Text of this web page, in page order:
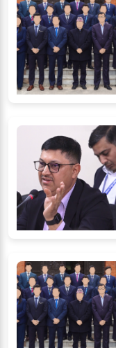
९ओएनएमका
ध्यानाकर्षण